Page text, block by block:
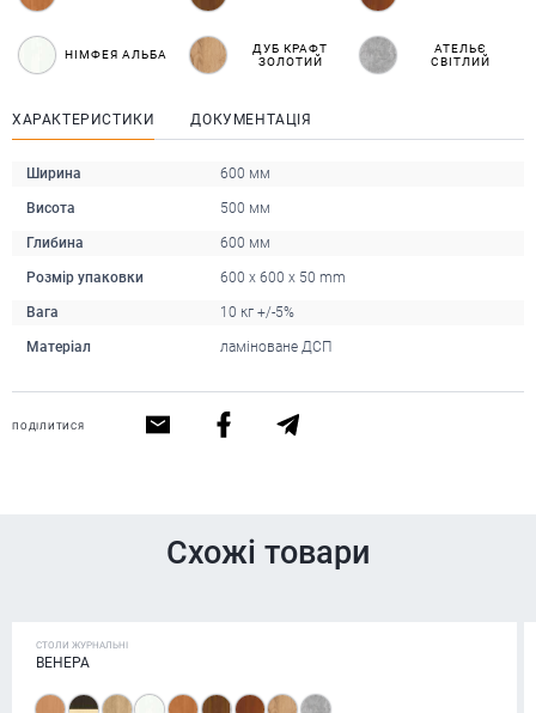
НІМФЕЯ АЛЬБА
ДУБ КРАФТ
ЗОЛОТИЙ
АТЕЛЬЄ
СВІТЛИЙ
ХАРАКТЕРИСТИКИ ДОКУМЕНТАЦІЯ
Ширина 600 мм
Висота 500 мм
Глибина 600 мм
Розмір упаковки 600 x 600 x 50 mm
Вага 10 кг +/-5%
Матеріал ламіноване ДСП
ПОДІЛИТИСЯ
Схожі товари
СТОЛИ ЖУРНАЛЬНІ
ВЕНЕРА